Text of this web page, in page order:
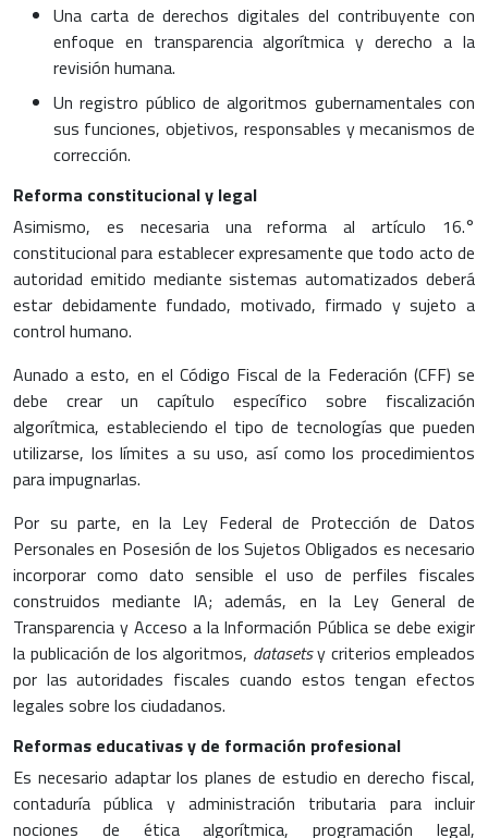
Una carta de derechos digitales del contribuyente con
enfoque en transparencia algorítmica y derecho a la
revisión humana.
Un registro público de algoritmos gubernamentales con
sus funciones, objetivos, responsables y mecanismos de
corrección.
Reforma constitucional y legal
Asimismo, es necesaria una reforma al artículo 16.°
constitucional para establecer expresamente que todo acto de
autoridad emitido mediante sistemas automatizados deberá
estar debidamente fundado, motivado, firmado y sujeto a
control humano.
Aunado a esto, en el Código Fiscal de la Federación (CFF) se
debe crear un capítulo específico sobre fiscalización
algorítmica, estableciendo el tipo de tecnologías que pueden
utilizarse, los límites a su uso, así como los procedimientos
para impugnarlas.
Por su parte, en la Ley Federal de Protección de Datos
Personales en Posesión de los Sujetos Obligados es necesario
incorporar como dato sensible el uso de perfiles fiscales
construidos mediante IA; además, en la Ley General de
Transparencia y Acceso a la Información Pública se debe exigir
la publicación de los algoritmos, datasetsy criterios empleados
por las autoridades fiscales cuando estos tengan efectos
legales sobre los ciudadanos.
Reformas educativas y de formación profesional
Es necesario adaptar los planes de estudio en derecho fiscal,
contaduría pública y administración tributaria para incluir
nociones de ética algorítmica, programación legal,